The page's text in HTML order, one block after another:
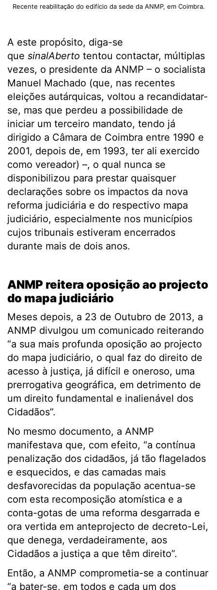
Recente reabilitação do edifício da sede da ANMP, em Coimbra.
A este propósito, diga-se
que sinalAberto tentou contactar, múltiplas
vezes, o presidente da ANMP – o socialista
Manuel Machado (que, nas recentes
eleições autárquicas, voltou a recandidatar-
se, mas que perdeu a possibilidade de
iniciar um terceiro mandato, tendo já
dirigido a Câmara de Coimbra entre 1990 e
2001, depois de, em 1993, ter ali exercido
como vereador) –, o qual nunca se
disponibilizou para prestar quaisquer
declarações sobre os impactos da nova
reforma judiciária e do respectivo mapa
judiciário, especialmente nos municípios
cujos tribunais estiveram encerrados
durante mais de dois anos.
ANMP reitera oposição ao projecto
do mapa judiciário
Meses depois, a 23 de Outubro de 2013, a
ANMP divulgou um comunicado reiterando
“a sua mais profunda oposição ao projecto
do mapa judiciário, o qual faz do direito de
acesso à justiça, já difícil e oneroso, uma
prerrogativa geográfica, em detrimento de
um direito fundamental e inalienável dos
Cidadãos”.
No mesmo documento, a ANMP
manifestava que, com efeito, “a contínua
penalização dos cidadãos, já tão flagelados
e esquecidos, e das camadas mais
desfavorecidas da população acentua-se
com esta recomposição atomística e a
conta-gotas de uma reforma desgarrada e
ora vertida em anteprojecto de decreto-Lei,
que denega, verdadeiramente, aos
Cidadãos a justiça a que têm direito”.
Então, a ANMP comprometia-se a continuar
“a bater-se, em todos e cada um dos